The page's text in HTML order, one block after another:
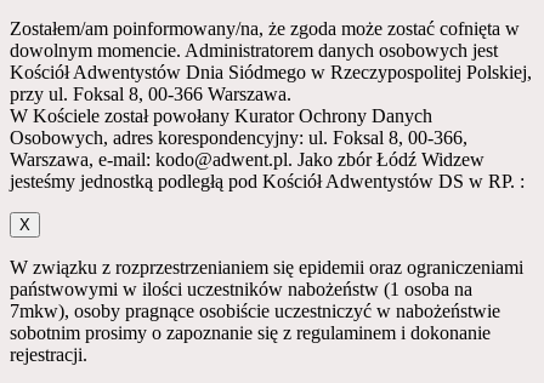
Zostałem/am poinformowany/na, że zgoda może zostać cofnięta w
dowolnym momencie. Administratorem danych osobowych jest
Kościół Adwentystów Dnia Siódmego w Rzeczypospolitej Polskiej,
przy ul. Foksal 8, 00-366 Warszawa.
W Kościele został powołany Kurator Ochrony Danych
Osobowych, adres korespondencyjny: ul. Foksal 8, 00-366,
Warszawa, e-mail: kodo@adwent.pl. Jako zbór Łódź Widzew
jesteśmy jednostką podległą pod Kościół Adwentystów DS w RP. :
X
W związku z rozprzestrzenianiem się epidemii oraz ograniczeniami
państwowymi w ilości uczestników nabożeństw (1 osoba na
7mkw), osoby pragnące osobiście uczestniczyć w nabożeństwie
sobotnim prosimy o zapoznanie się z regulaminem i dokonanie
rejestracji.